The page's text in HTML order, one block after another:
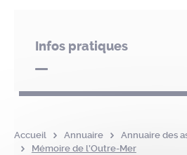
Infos pratiques
Accueil Annuaire
Annuaire des
Mémoire de l’Outre-Mer